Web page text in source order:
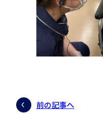
前の記事へ